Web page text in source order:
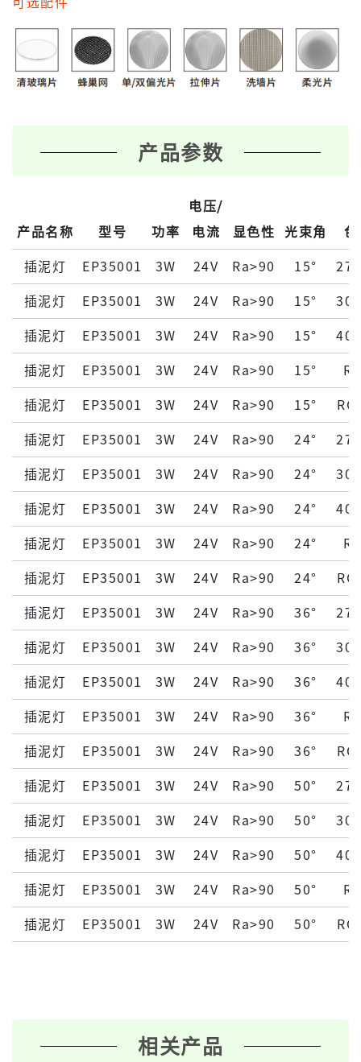
产品参数
产品名称 型号 功率
电压/
电流
显色性 光束角 色
插泥灯 EP35001 3W 24V Ra>90 15°
插泥灯 EP35001 3W 24V Ra>90 15°
插泥灯 EP35001 3W 24V Ra>90 15°
插泥灯 EP35001 3W 24V Ra>90 15°
插泥灯 EP35001 3W 24V Ra>90 15°
插泥灯 EP35001 3W 24V Ra>90 24°
插泥灯 EP35001 3W 24V Ra>90 24°
插泥灯 EP35001 3W 24V Ra>90 24°
插泥灯 EP35001 3W 24V Ra>90 24°
插泥灯 EP35001 3W 24V Ra>90 24°
插泥灯 EP35001 3W 24V Ra>90 36°
插泥灯 EP35001 3W 24V Ra>90 36°
插泥灯 EP35001 3W 24V Ra>90 36°
插泥灯 EP35001 3W 24V Ra>90 36°
插泥灯 EP35001 3W 24V Ra>90 36°
插泥灯 EP35001 3W 24V Ra>90 50°
插泥灯 EP35001 3W 24V Ra>90 50°
插泥灯 EP35001 3W 24V Ra>90 50°
插泥灯 EP35001 3W 24V Ra>90 50°
插泥灯 EP35001 3W 24V Ra>90 50°
相关产品